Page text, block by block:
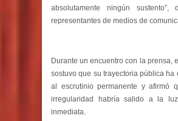
absolutamente ningún sustento”,
representantes de medios de
Durante un encuentro con la prensa,
sostuvo que su trayectoria pública ha
al escrutinio permanente y afirmó
irregularidad habría salido a la
inmediata.